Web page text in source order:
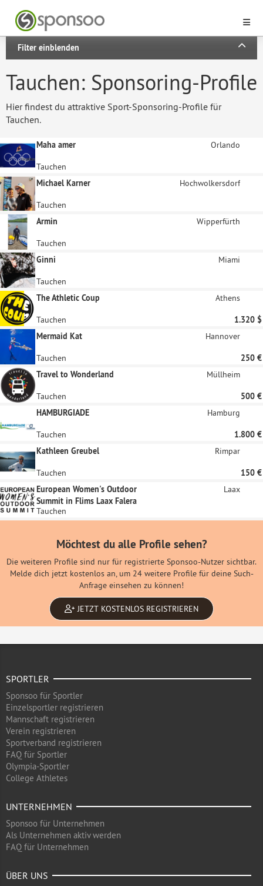
Filter einblenden
Tauchen: Sponsoring-Profile
Hier findest du attraktive Sport-Sponsoring-Profile für
Tauchen.
Maha amer Orlando
Tauchen
Michael Karner
Hochwolkersdorf
Tauchen
Armin
Wipperfürth
Tauchen
Ginni
Miami
Tauchen
The Athletic Coup
Athens
Tauchen
1.320 $
Mermaid Kat
Hannover
Tauchen
250 €
Travel to Wonderland
Müllheim
Tauchen
500 €
HAMBURGIADE
Hamburg
Tauchen
1.800 €
Kathleen Greubel
Rimpar
Tauchen
150 €
European Women's Outdoor
Summit in Flims Laax Falera
Laax
Tauchen
Möchtest du alle Profile sehen?
Die weiteren Profile sind nur für registrierte Sponsoo-Nutzer sichtbar.
Melde dich jetzt kostenlos an, um 24 weitere Profile für deine Such-
Anfrage einsehen zu können!
JETZT KOSTENLOS REGISTRIEREN
SPORTLER
Sponsoo für Sportler
Einzelsportler registrieren
Mannschaft registrieren
Verein registrieren
Sportverband registrieren
FAQ für Sportler
Olympia-Sportler
College Athletes
UNTERNEHMEN
Sponsoo für Unternehmen
Als Unternehmen aktiv werden
FAQ für Unternehmen
ÜBER UNS